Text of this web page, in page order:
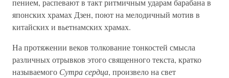
пением, распевают в такт ритмичным ударам барабана в
японских храмах Дзен, поют на мелодичный мотив в
китайских и вьетнамских храмах.
На протяжении веков толкование тонкостей смысла
различных отрывков этого священного текста, кратко
называемого Сутра сердца, произвело на свет